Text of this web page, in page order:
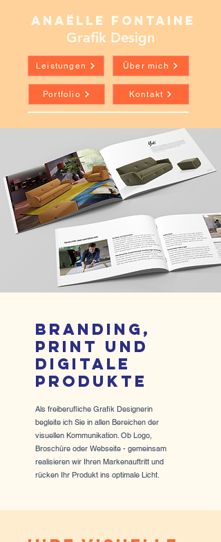
Ana ë l le Fontaine
Grafik Design
Leistungen Über mich
Portfolio Kontakt
Branding,
Print und
digitale
produkte
Als freiberufliche Grafik Designerin
begleite ich Sie in allen Bereichen der
visuellen Kommunikation. Ob Logo,
Broschüre oder Webseite - gemeinsam
realisieren wir Ihren Markenauftritt und
rücken Ihr Produkt ins optimale Licht.